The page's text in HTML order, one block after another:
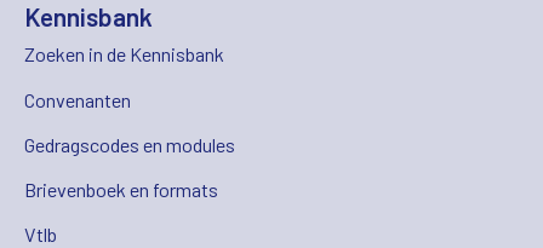
Kennisbank
Zoeken in de Kennisbank
Convenanten
Gedragscodes en modules
Brievenboek en formats
Vtlb